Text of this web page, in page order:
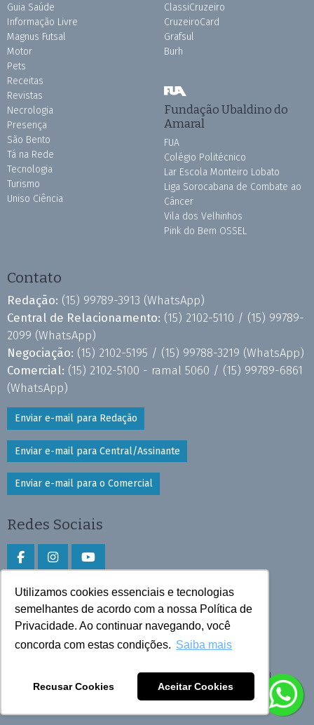
Utilizamos cookies essenciais e tecnologias
semelhantes de acordo com a nossa Política de
Privacidade. Ao continuar navegando, você
concorda com estas condições. Saiba mais
Recusar Cookies Aceitar Cookies
Guia Saúde
Informação Livre
Magnus Futsal
Motor
Pets
Receitas
Revistas
Necrologia
Presença
São Bento
Tá na Rede
Tecnologia
Turismo
Uniso Ciência
ClassiCruzeiro
CruzeiroCard
Grafsul
Burh
Fundação Ubaldino do
Amaral
FUA
Colégio Politécnico
Lar Escola Monteiro Lobato
Liga Sorocabana de Combate ao
Câncer
Vila dos Velhinhos
Pink do Bem OSSEL
Contato
Redação: (15) 99789-3913 (WhatsApp)
Central de Relacionamento: (15) 2102-5110 / (15) 99789-
2099 (WhatsApp)
Negociação: (15) 2102-5195 / (15) 99788-3219 (WhatsApp)
Comercial: (15) 2102-5100 - ramal 5060 / (15) 99789-6861
(WhatsApp)
Enviar e-mail para Redação
Enviar e-mail para Central/Assinante
Enviar e-mail para o Comercial
Redes Sociais
Faça download do aplicativo
Play Store e App Store
Todos os direitos reservados © 2026 Cruzeiro do Sul